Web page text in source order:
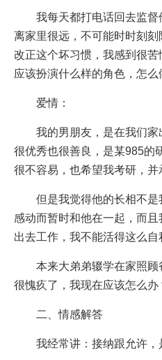
我每天都打电话回去监督
离家里很远，不可能时时刻
改正这个坏习惯，我感到很
应该扮演什么样的角色，怎么
爱情：
我的男朋友，是在我们家
很优秀也很善良，是某985的
很不容易，也希望我考研，并
但是我觉得他的长相不是
感动而暂时和他在一起，而
出去工作，我不能活得这么自
本来大弟弟辍学在家照顾
很愧疚了，我现在应该怎么办
二、情感解答
我经常讲：接纳跟允许，